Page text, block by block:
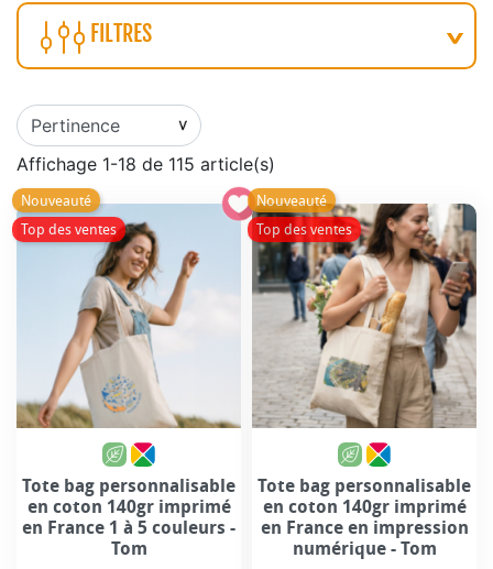
FILTRES
Affichage 1-18 de 115 article(s)
Nouveauté
Top des ventes
Tote bag personnalisable
en coton 140gr imprimé
en France 1 à 5 couleurs -
Tom
Nouveauté
Top des ventes
Tote bag personnalisable
en coton 140gr imprimé
en France en impression
numérique - Tom